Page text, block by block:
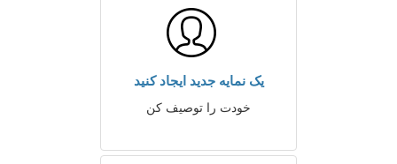
یک نمایه جدید ایجاد کنید
خودت را توصیف کن